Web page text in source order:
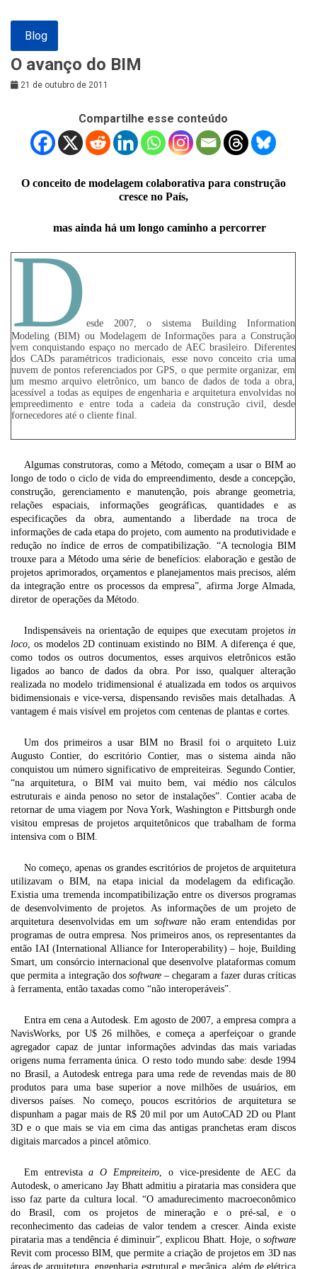
Blog
O avanço do BIM
21 de outubro de 2011
Compartilhe esse conteúdo
O conceito de modelagem colaborativa para construção
cresce no País,
mas ainda há um longo caminho a percorrer
Desde 2007, o sistema Building Information
Modeling (BIM) ou Modelagem de Informações para a Construção
vem conquistando espaço no mercado de AEC brasileiro. Diferentes
dos CADs paramétricos tradicionais, esse novo conceito cria uma
nuvem de pontos referenciados por GPS, o que permite organizar, em
um mesmo arquivo eletrônico, um banco de dados de toda a obra,
acessível a todas as equipes de engenharia e arquitetura envolvidas no
empreedimento e entre toda a cadeia da construção civil, desde
fornecedores até o cliente final.
Algumas construtoras, como a Método, começam a usar o BIM ao
longo de todo o ciclo de vida do empreendimento, desde a concepção,
construção, gerenciamento e manutenção, pois abrange geometria,
relações espaciais, informações geográficas, quantidades e as
especificações da obra, aumentando a liberdade na troca de
informações de cada etapa do projeto, com aumento na produtividade e
redução no índice de erros de compatibilização. “A tecnologia BIM
trouxe para a Método uma série de benefícios: elaboração e gestão de
projetos aprimorados, orçamentos e planejamentos mais precisos, além
da integração entre os processos da empresa”, afirma Jorge Almada,
diretor de operações da Método.
Indispensáveis na orientação de equipes que executam projetos in
loco, os modelos 2D continuam existindo no BIM. A diferença é que,
como todos os outros documentos, esses arquivos eletrônicos estão
ligados ao banco de dados da obra. Por isso, qualquer alteração
realizada no modelo tridimensional é atualizada em todos os arquivos
bidimensionais e vice-versa, dispensando revisões mais detalhadas. A
vantagem é mais visível em projetos com centenas de plantas e cortes.
Um dos primeiros a usar BIM no Brasil foi o arquiteto Luiz
Augusto Contier, do escritório Contier, mas o sistema ainda não
conquistou um número significativo de empreiteiras. Segundo Contier,
“na arquitetura, o BIM vai muito bem, vai médio nos cálculos
estruturais e ainda penoso no setor de instalações”. Contier acaba de
retornar de uma viagem por Nova York, Washington e Pittsburgh onde
visitou empresas de projetos arquitetônicos que trabalham de forma
intensiva com o BIM.
No começo, apenas os grandes escritórios de projetos de arquitetura
utilizavam o BIM, na etapa inicial da modelagem da edificação.
Existia uma tremenda incompatibilização entre os diversos programas
de desenvolvimento de projetos. As informações de um projeto de
arquitetura desenvolvidas em um softwarenão eram entendidas por
programas de outra empresa. Nos primeiros anos, os representantes da
então IAI (International Alliance for Interoperability) – hoje, Building
Smart, um consórcio internacional que desenvolve plataformas comum
que permita a integração dos software– chegaram a fazer duras críticas
à ferramenta, então taxadas como “não interoperáveis”.
Entra em cena a Autodesk. Em agosto de 2007, a empresa compra a
NavisWorks, por U$ 26 milhões, e começa a aperfeiçoar o grande
agregador capaz de juntar informações advindas das mais variadas
origens numa ferramenta única. O resto todo mundo sabe: desde 1994
no Brasil, a Autodesk entrega para uma rede de revendas mais de 80
produtos para uma base superior a nove milhões de usuários, em
diversos países. No começo, poucos escritórios de arquitetura se
dispunham a pagar mais de R$ 20 mil por um AutoCAD 2D ou Plant
3D e o que mais se via em cima das antigas pranchetas eram discos
digitais marcados a pincel atômico.
Em entrevistaa O Empreiteiro, o vice-presidente de AEC da
Autodesk, o americano Jay Bhatt admitiu a pirataria mas considera que
isso faz parte da cultura local. “O amadurecimento macroeconômico
do Brasil, com os projetos de mineração e o pré-sal, e o
reconhecimento das cadeias de valor tendem a crescer. Ainda existe
pirataria mas a tendência é diminuir”, explicou Bhatt. Hoje, o software
Revit com processo BIM, que permite a criação de projetos em 3D nas
áreas de arquitetura, engenharia estrutural e mecânica, além de elétrica